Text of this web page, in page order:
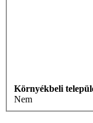
Környékbeli
Nem